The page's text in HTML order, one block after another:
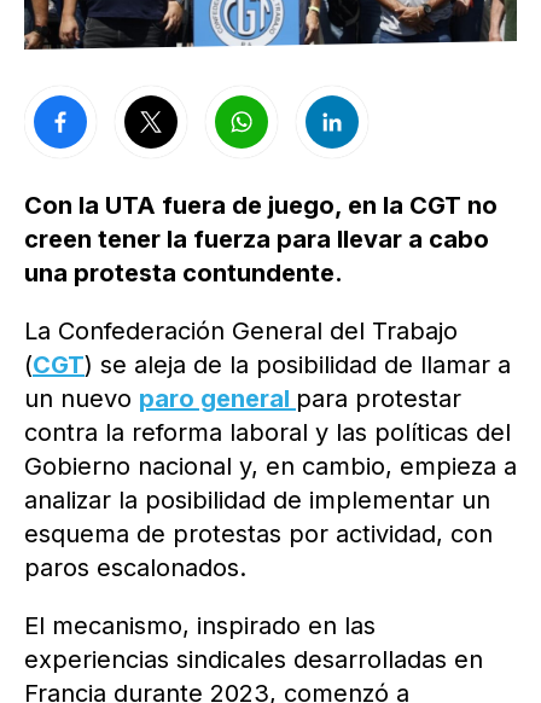
Con la UTA fuera de juego, en la CGT no
creen tener la fuerza para llevar a cabo
una protesta contundente.
La Confederación General del Trabajo
(CGT) se aleja de la posibilidad de llamar a
un nuevo paro general para protestar
contra la reforma laboral y las políticas del
Gobierno nacional y, en cambio, empieza a
analizar la posibilidad de implementar un
esquema de protestas por actividad, con
paros escalonados.
El mecanismo, inspirado en las
experiencias sindicales desarrolladas en
Francia durante 2023, comenzó a